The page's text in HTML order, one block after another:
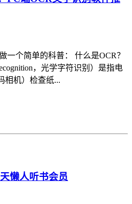
一个简单的科普： 什么是OCR？
，光学字符识别）是指电
相机）检查纸...
懒人听书会员